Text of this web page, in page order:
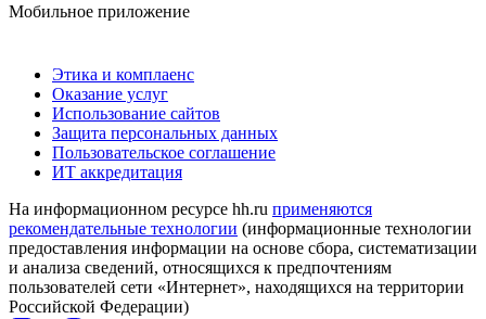
Мобильное приложение
Этика и комплаенс
Оказание услуг
Использование сайтов
Защита персональных данных
Пользовательское соглашение
ИТ аккредитация
На информационном ресурсе hh.ru применяются
рекомендательные технологии (информационные технологии
предоставления информации на основе сбора, систематизации
и анализа сведений, относящихся к предпочтениям
пользователей сети «Интернет», находящихся на территории
Российской Федерации)